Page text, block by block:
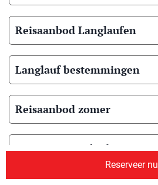
Reserveer nu
Reisaanbod Langlaufen
Langlauf bestemmingen
Reisaanbod zomer
Overig reisaanbod